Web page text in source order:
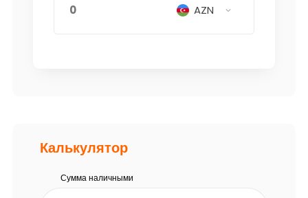
AZN
Калькулятор
Сумма наличными